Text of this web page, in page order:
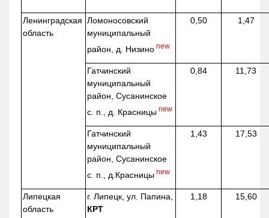
Ленинградская
область
Ломоносовский
муниципальный
район, д. Низино new
0,50 1,47
Гатчинский
муниципальный
район, Сусанинское
с. п., д. Красницы new
0,84 11,73
Гатчинский
муниципальный
район, Сусанинское
с. п., д.Красницы new
1,43 17,53
Липецкая
область
г. Липецк, ул. Папина,
КРТ
1,18 15,60